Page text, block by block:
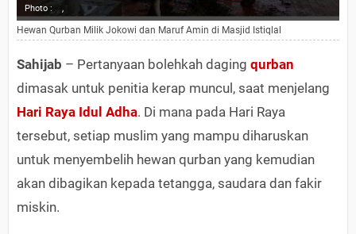
Photo : ,
Hewan Qurban Milik Jokowi dan Maruf Amin di Masjid Istiqlal
Sahijab – Pertanyaan bolehkah daging qurban
dimasak untuk penitia kerap muncul, saat menjelang
Hari Raya Idul Adha. Di mana pada Hari Raya
tersebut, setiap muslim yang mampu diharuskan
untuk menyembelih hewan qurban yang kemudian
akan dibagikan kepada tetangga, saudara dan fakir
miskin.